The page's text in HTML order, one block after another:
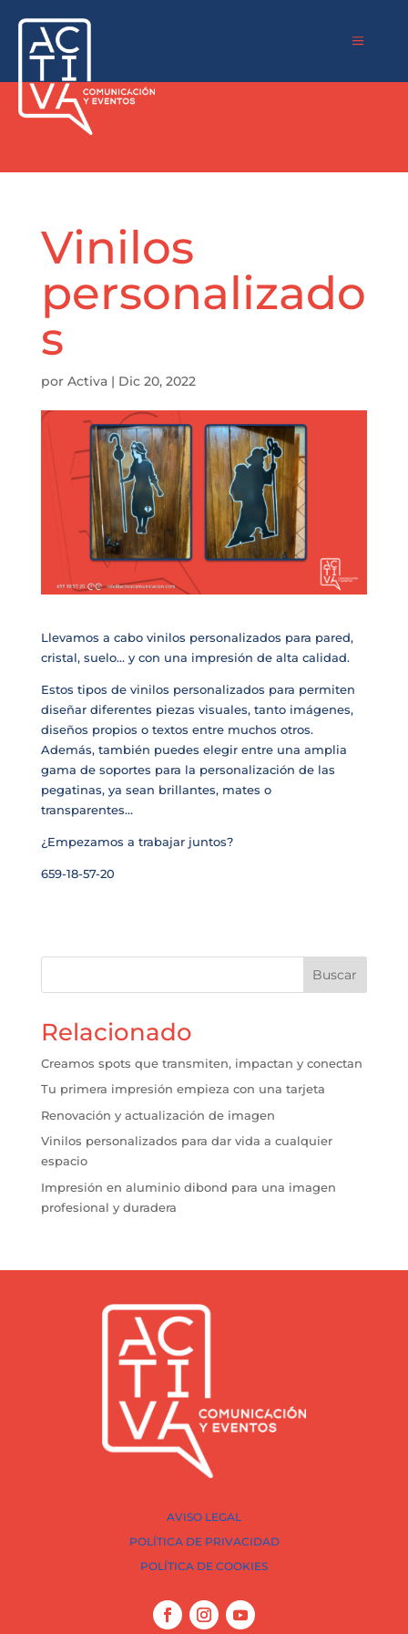
a
Vinilos
personalizado
s
por Activa| Dic 20, 2022
Llevamos a cabo vinilos personalizados para pared,
cristal, suelo… y con una impresión de alta calidad.
Estos tipos de vinilos personalizados para permiten
diseñar diferentes piezas visuales, tanto imágenes,
diseños propios o textos entre muchos otros.
Además, también puedes elegir entre una amplia
gama de soportes para la personalización de las
pegatinas, ya sean brillantes, mates o
transparentes…
¿Empezamos a trabajar juntos?
659-18-57-20
Buscar
Relacionado
Creamos spots que transmiten, impactan y conectan
Tu primera impresión empieza con una tarjeta
Renovación y actualización de imagen
Vinilos personalizados para dar vida a cualquier
espacio
Impresión en aluminio dibond para una imagen
profesional y duradera
AVISO LEGAL
POLÍTICA DE PRIVACIDAD
POLÍTICA DE COOKIES